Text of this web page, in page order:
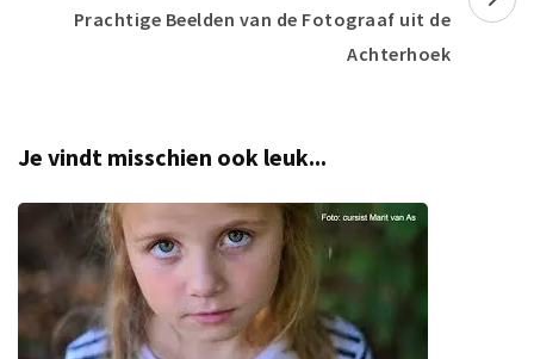
Prachtige Beelden van de Fotograaf uit de
Achterhoek
Je vindt misschien ook leuk...